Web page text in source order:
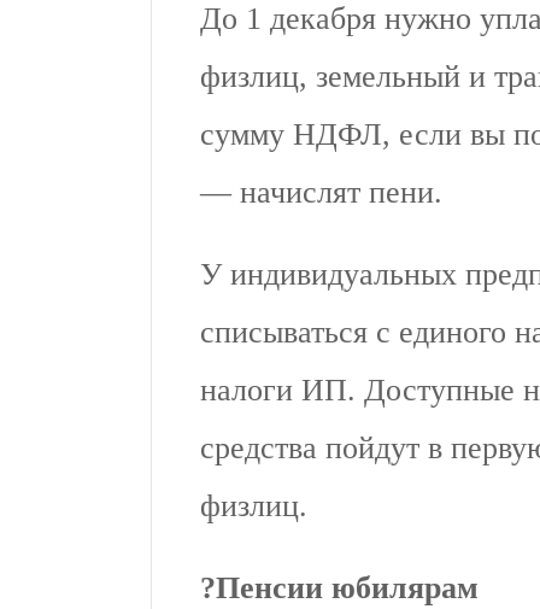
До 1 декабря нужно
физлиц, земельный и
сумму НДФЛ, если вы
— начислят пени.
У индивидуальных
списываться с единого
налоги ИП. Доступные
средства пойдут в
физлиц.
?Пенсии юбилярам